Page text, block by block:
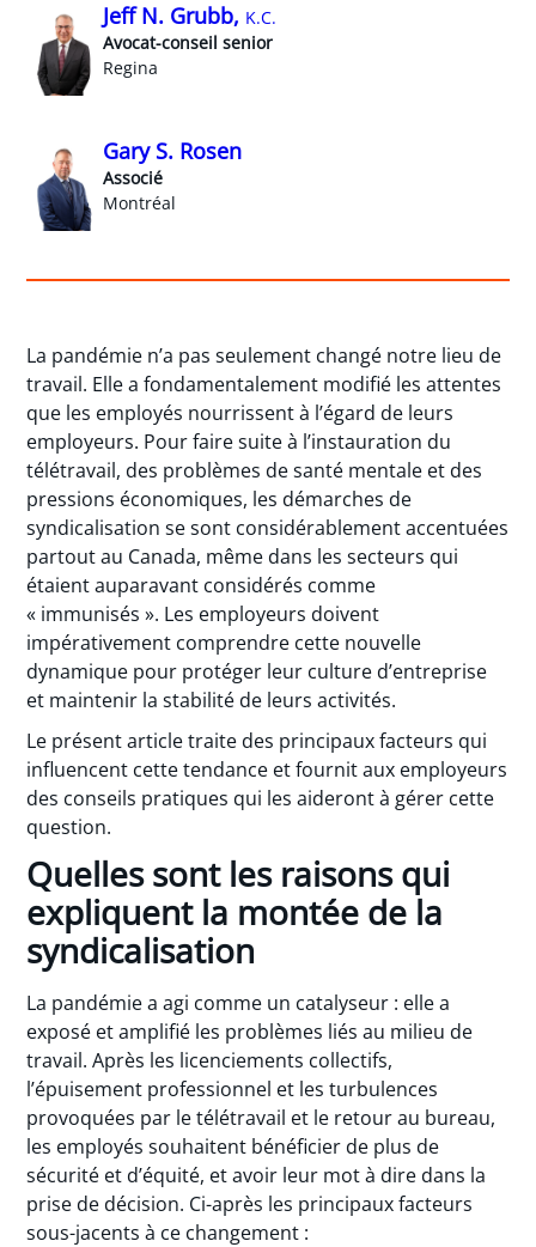
Jeff N. Grubb, K.C.
Avocat-conseil senior
Regina
Gary S. Rosen
Associé
Montréal
La pandémie n’a pas seulement changé notre lieu de
travail. Elle a fondamentalement modifié les attentes
que les employés nourrissent à l’égard de leurs
employeurs. Pour faire suite à l’instauration du
télétravail, des problèmes de santé mentale et des
pressions économiques, les démarches de
syndicalisation se sont considérablement accentuées
partout au Canada, même dans les secteurs qui
étaient auparavant considérés comme
« immunisés ». Les employeurs doivent
impérativement comprendre cette nouvelle
dynamique pour protéger leur culture d’entreprise
et maintenir la stabilité de leurs activités.
Le présent article traite des principaux facteurs qui
influencent cette tendance et fournit aux employeurs
des conseils pratiques qui les aideront à gérer cette
question.
Quelles sont les raisons qui
expliquent la montée de la
syndicalisation
La pandémie a agi comme un catalyseur : elle a
exposé et amplifié les problèmes liés au milieu de
travail. Après les licenciements collectifs,
l’épuisement professionnel et les turbulences
provoquées par le télétravail et le retour au bureau,
les employés souhaitent bénéficier de plus de
sécurité et d’équité, et avoir leur mot à dire dans la
prise de décision. Ci-après les principaux facteurs
sous-jacents à ce changement :